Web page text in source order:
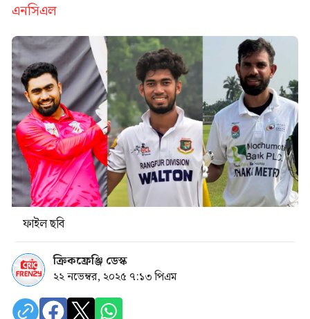
এনসিএল
ফাইল ছবি
ক্রিকফ্রেঞ্জি ডেস্ক
২২ নভেম্বর, ২০২৫ ৭:১৩ পিএম